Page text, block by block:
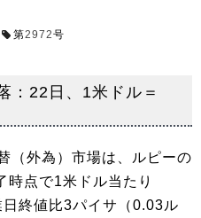
第2972号
：22日、1米ドル＝
（外為）市場は、ルピーの
時点で1米ドル当たり
終値比3パイサ（0.03ル